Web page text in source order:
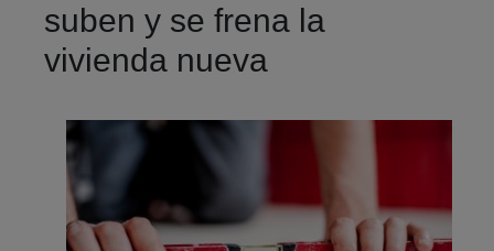
suben y se frena la
vivienda nueva